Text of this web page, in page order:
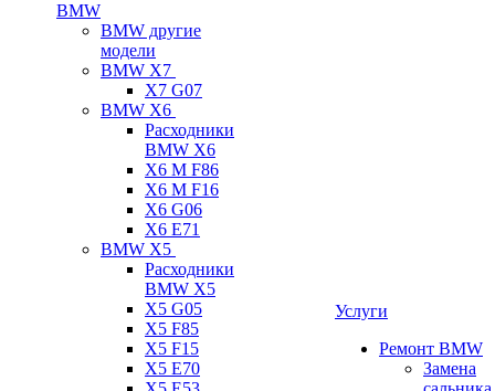
BMW
BMW другие
модели
BMW X7
X7 G07
BMW X6
Расходники
BMW X6
X6 M F86
X6 M F16
X6 G06
X6 E71
BMW X5
Расходники
BMW X5
X5 G05
X5 F85
X5 F15
X5 E70
Услуги
Ремонт BMW
Замена